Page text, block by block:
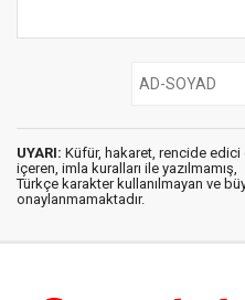
UYARI: Küfür, hakaret, rencide edici
içeren, imla kuralları ile yazılmamış,
Türkçe karakter kullanılmayan ve
onaylanmamaktadır.